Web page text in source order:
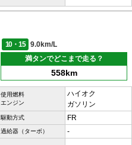
10・15
9.0km/L
満タンでどこまで走る？
558km
使用燃料
エンジン
ハイオク
ガソリン
駆動方式 FR
過給器（ターボ） -